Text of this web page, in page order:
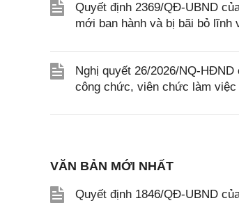
Quyết định 2369/QĐ-UBND
mới ban hành và bị bãi bỏ
Nghị quyết 26/2026/NQ-
công chức, viên chức làm việc
VĂN BẢN MỚI NHẤT
Quyết định 1846/QĐ-UBND